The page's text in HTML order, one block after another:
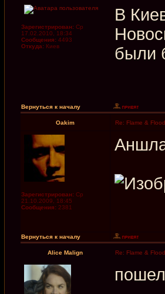
Зарегистрирован: Ср
17.02.2010, 18:34
Сообщения: 4493
Откуда: Киев
В
были
Вернуться к началу
Oakim Re: Flame &
Зарегистрирован: Ср
21.10.2009, 18:45
Сообщения: 2381
Вернуться к началу
Alice Malign Re: Flame &